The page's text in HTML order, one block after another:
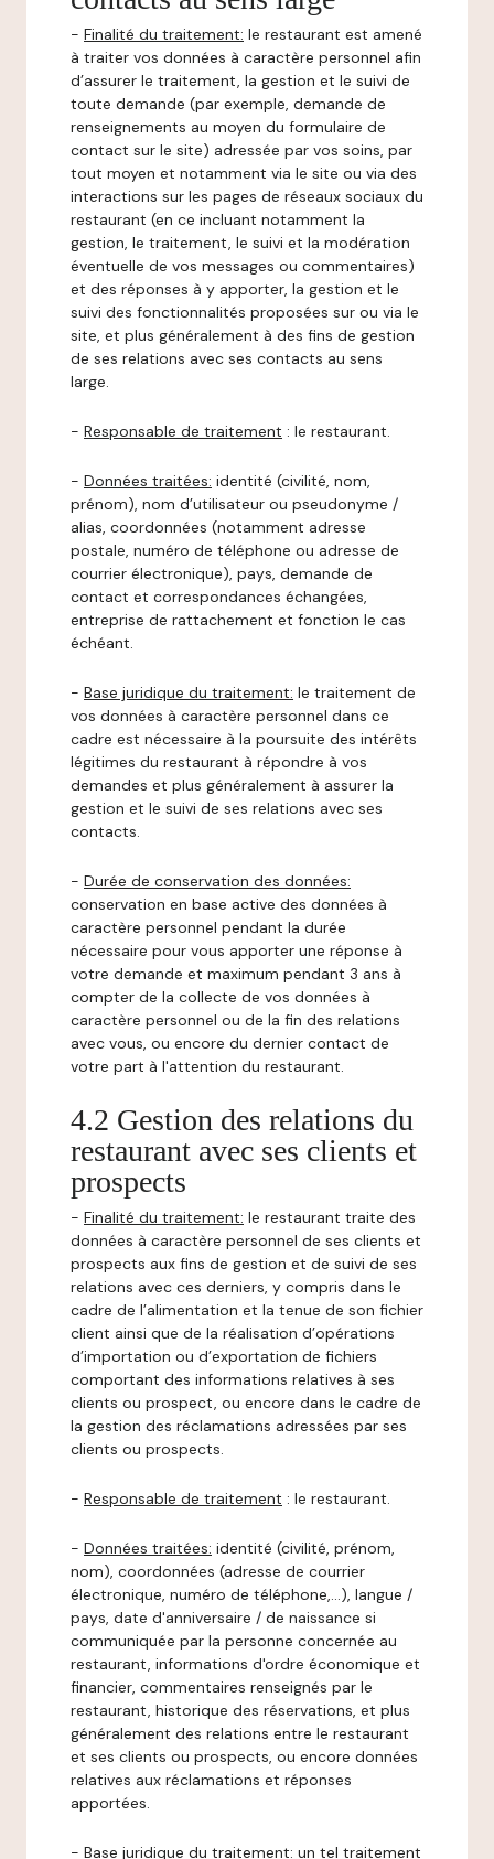
- Finalité du traitement: le restaurant est amené
à traiter vos données à caractère personnel afin
d’assurer le traitement, la gestion et le suivi de
toute demande (par exemple, demande de
renseignements au moyen du formulaire de
contact sur le site) adressée par vos soins, par
tout moyen et notamment via le site ou via des
interactions sur les pages de réseaux sociaux du
restaurant (en ce incluant notamment la
gestion, le traitement, le suivi et la modération
éventuelle de vos messages ou commentaires)
et des réponses à y apporter, la gestion et le
suivi des fonctionnalités proposées sur ou via le
site, et plus généralement à des fins de gestion
de ses relations avec ses contacts au sens
large.
- Responsable de traitement : le restaurant.
- Données traitées: identité (civilité, nom,
prénom), nom d’utilisateur ou pseudonyme /
alias, coordonnées (notamment adresse
postale, numéro de téléphone ou adresse de
courrier électronique), pays, demande de
contact et correspondances échangées,
entreprise de rattachement et fonction le cas
échéant.
- Base juridique du traitement: le traitement de
vos données à caractère personnel dans ce
cadre est nécessaire à la poursuite des intérêts
légitimes du restaurant à répondre à vos
demandes et plus généralement à assurer la
gestion et le suivi de ses relations avec ses
contacts.
- Durée de conservation des données:
conservation en base active des données à
caractère personnel pendant la durée
nécessaire pour vous apporter une réponse à
votre demande et maximum pendant 3 ans à
compter de la collecte de vos données à
caractère personnel ou de la fin des relations
avec vous, ou encore du dernier contact de
votre part à l'attention du restaurant.
4.2 Gestion des relations du
restaurant avec ses clients et
prospects
- Finalité du traitement: le restaurant traite des
données à caractère personnel de ses clients et
prospects aux fins de gestion et de suivi de ses
relations avec ces derniers, y compris dans le
cadre de l’alimentation et la tenue de son fichier
client ainsi que de la réalisation d’opérations
d’importation ou d’exportation de fichiers
comportant des informations relatives à ses
clients ou prospect, ou encore dans le cadre de
la gestion des réclamations adressées par ses
clients ou prospects.
- Responsable de traitement : le restaurant.
- Données traitées: identité (civilité, prénom,
nom), coordonnées (adresse de courrier
électronique, numéro de téléphone,…), langue /
pays, date d'anniversaire / de naissance si
communiquée par la personne concernée au
restaurant, informations d'ordre économique et
financier, commentaires renseignés par le
restaurant, historique des réservations, et plus
généralement des relations entre le restaurant
et ses clients ou prospects, ou encore données
relatives aux réclamations et réponses
apportées.
- Base juridique du traitement: un tel traitement